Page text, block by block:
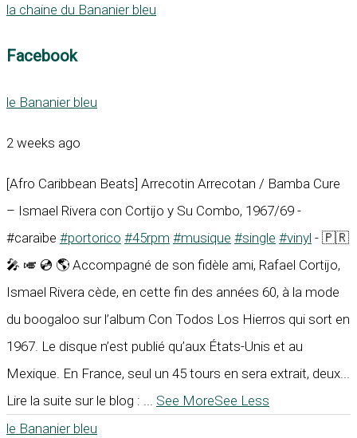
la chaine du Bananier bleu
Facebook
le Bananier bleu
2 weeks ago
[Afro Caribbean Beats] Arrecotin Arrecotan / Bamba Cure
– Ismael Rivera con Cortijo y Su Combo, 1967/69 -
#caraïbe #portorico #45rpm #musique #single #vinyl - 🇵🇷
🎤 🎺 💿 🌎 Accompagné de son fidèle ami, Rafael Cortijo,
Ismael Rivera cède, en cette fin des années 60, à la mode
du boogaloo sur l’album Con Todos Los Hierros qui sort en
1967. Le disque n’est publié qu’aux États-Unis et au
Mexique. En France, seul un 45 tours en sera extrait, deux...
Lire la suite sur le blog : ... See MoreSee Less
le Bananier bleu